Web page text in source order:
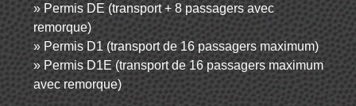
Permis DE (transport + 8 passagers avec
remorque)
Permis D1 (transport de 16 passagers maximum)
Permis D1E (transport de 16 passagers maximum
avec remorque)